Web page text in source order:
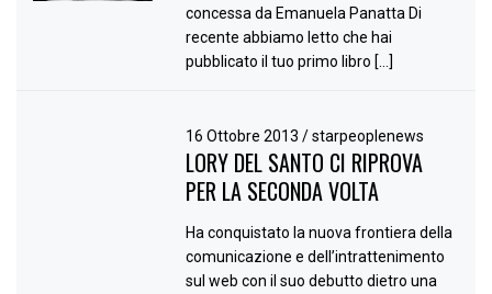
concessa da Emanuela Panatta Di
recente abbiamo letto che hai
pubblicato il tuo primo libro […]
16 Ottobre 2013/ starpeoplenews
LORY DEL SANTO CI RIPROVA
PER LA SECONDA VOLTA
Ha conquistato la nuova frontiera della
comunicazione e dell’intrattenimento
sul web con il suo debutto dietro una